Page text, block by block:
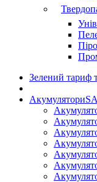
Зелений тариф
Акумулятори